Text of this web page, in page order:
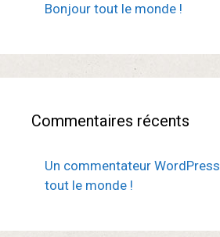
Bonjour tout le monde !
Commentaires récents
Un commentateur WordPress
tout le monde !